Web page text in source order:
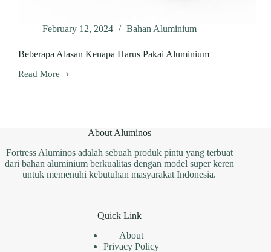
February 12, 2024 Bahan Aluminium
Beberapa Alasan Kenapa Harus Pakai Aluminium
Read More
Beberapa
About Aluminos
Fortress Aluminos adalah sebuah produk pintu yang terbuat
dari bahan aluminium berkualitas dengan model super keren
untuk memenuhi kebutuhan masyarakat Indonesia.
Quick Link
About
Privacy Policy